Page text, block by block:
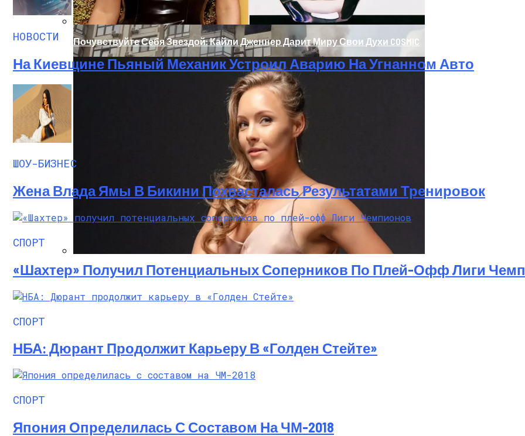
Масштабный Пожар В Киевской Многоэтажке: Пострадавший Попал В Реанимацию
Почувствуйте Себя Звездой: Кайли Дженнер Дарит Миру Свои Духи COSMIC
Алёна Шоптенко Показала Танцевальный Мастер-Класс На Пляже В Турции
НОВОСТИ
На Киевщине Пьяный Механик Устроил Аварию На Угнанном Авто
ШОУ-БИЗНЕС
Жена Влада Ямы В Бикини Похвасталась Результатами Тренировок
СПОРТ
«Шахтер» Получил Потенциальных Соперников По Плей-Офф Лиги
СПОРТ
НБА: Дюрант Продолжит Карьеру В «Голден Стейте»
СПОРТ
Япония Определилась С Составом На ЧМ-2018